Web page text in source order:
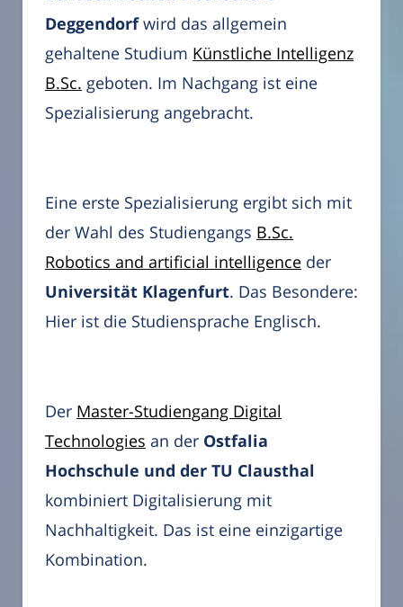
Deggendorfwird das allgemein
gehaltene Studium Künstliche Intelligenz
B.Sc. geboten. Im Nachgang ist eine
Spezialisierung angebracht.
Eine erste Spezialisierung ergibt sich mit
der Wahl des Studiengangs B.Sc.
Robotics and artificial intelligence der
Universität Klagenfurt. Das Besondere:
Hier ist die Studiensprache Englisch.
Der Master-Studiengang Digital
Technologies an der Ostfalia
Hochschule und der TU Clausthal
kombiniert Digitalisierung mit
Nachhaltigkeit. Das ist eine einzigartige
Kombination.